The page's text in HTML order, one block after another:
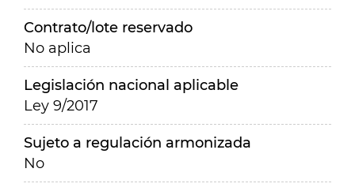
Contrato/lote reservado
No aplica
Legislación nacional aplicable
Ley 9/2017
Sujeto a regulación armonizada
No